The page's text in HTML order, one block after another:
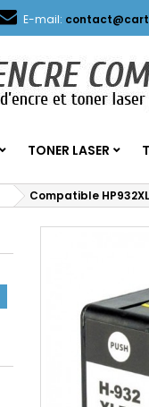
E-mail:
TONER LASER
Compatible